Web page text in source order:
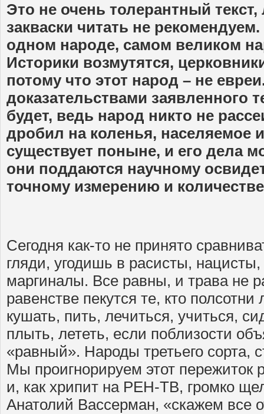
Это не очень толерантный
закваски читать не
одном народе, самом великом
Историки возмутятся,
потому что этот народ – не
доказательствами заявленного
будет, ведь народ никто не
дробил на коленья, населяемое
существует поныне, и его дела
они поддаются научному
точному измерению и
Сегодня как-то не принято
гляди, угодишь в расисты,
маргиналы. Все равны, и трава не
равенстве пекутся те, кто
кушать, пить, лечиться, учиться,
плыть, лететь, если поблизости
«равный». Народы третьего сорта,
Мы проигнорируем этот пережиток
и, как хрипит на РЕН-ТВ, громко
Анатолий Вассерман, «скажем все